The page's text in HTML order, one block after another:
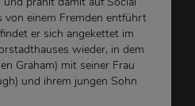
von einem Fremden entführt
er sich angekettet im
wieder, in dem
Graham) mit seiner Frau
und ihrem jungen Sohn